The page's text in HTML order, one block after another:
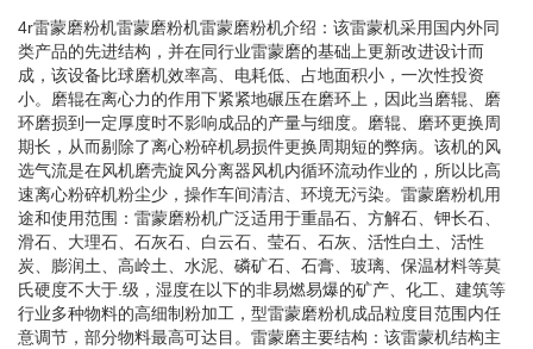
4r雷蒙磨粉机雷蒙磨粉机雷蒙磨粉机介绍：该雷蒙机采用国内外同
类产品的先进结构，并在同行业雷蒙磨的基础上更新改进设计而
成，该设备比球磨机效率高、电耗低、占地面积小，一次性投资
小。磨辊在离心力的作用下紧紧地碾压在磨环上，因此当磨辊、磨
环磨损到一定厚度时不影响成品的产量与细度。磨辊、磨环更换周
期长，从而剔除了离心粉碎机易损件更换周期短的弊病。该机的风
选气流是在风机磨壳旋风分离器风机内循环流动作业的，所以比高
速离心粉碎机粉尘少，操作车间清洁、环境无污染。雷蒙磨粉机用
途和使用范围：雷蒙磨粉机广泛适用于重晶石、方解石、钾长石、
滑石、大理石、石灰石、白云石、莹石、石灰、活性白土、活性
炭、膨润土、高岭土、水泥、磷矿石、石膏、玻璃、保温材料等莫
氏硬度不大于.级，湿度在以下的非易燃易爆的矿产、化工、建筑等
行业多种物料的高细制粉加工，型雷蒙磨粉机成品粒度目范围内任
意调节，部分物料最高可达目。雷蒙磨主要结构：该雷蒙机结构主